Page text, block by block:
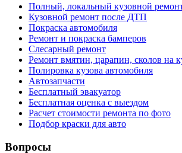
Полный, локальный кузовной
Кузовной ремонт после ДТП
Покраска автомобиля
Ремонт и покраска бамперов
Слесарный ремонт
Ремонт вмятин, царапин, сколов на
Полировка кузова автомобиля
Автозапчасти
Бесплатный эвакуатор
Бесплатная оценка с выездом
Расчет стоимости ремонта по фото
Подбор краски для авто
Вопросы